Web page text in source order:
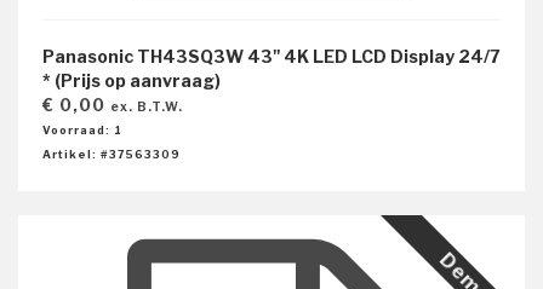
Panasonic TH43SQ3W 43'' 4K LED LCD Display 24/7
* (Prijs op aanvraag)
€ 0,00 ex. B.T.W.
Voorraad: 1
Artikel: #37563309